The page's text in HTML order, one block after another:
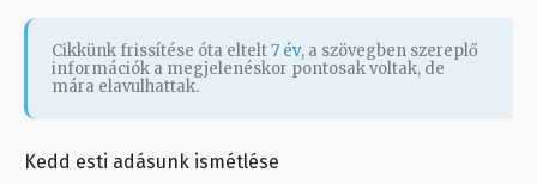
Cikkünk frissítése óta eltelt7 év, a szövegben szereplő
információk a megjelenéskor pontosak voltak, de
mára elavulhattak.
Kedd esti adásunk ismétlése